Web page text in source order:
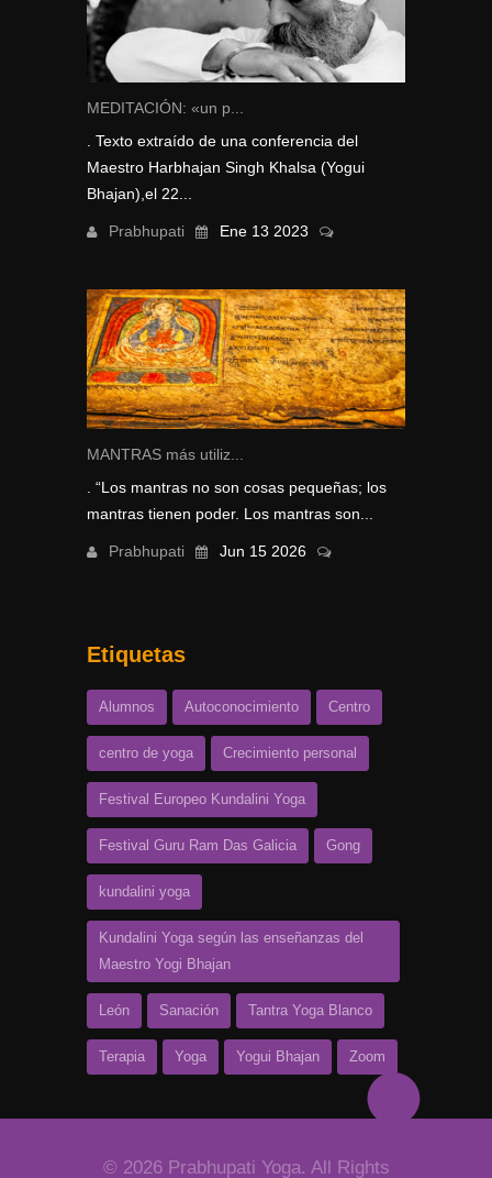
MEDITACIÓN: «un p...
. Texto extraído de una conferencia del
Maestro Harbhajan Singh Khalsa (Yogui
Bhajan),el 22...
Prabhupati Ene 13 2023
MANTRAS más utiliz...
. “Los mantras no son cosas pequeñas; los
mantras tienen poder. Los mantras son...
Prabhupati Jun 15 2026
Etiquetas
Alumnos Autoconocimiento Centro
centro de yoga Crecimiento personal
Festival Europeo Kundalini Yoga
Festival Guru Ram Das Galicia Gong
kundalini yoga
Kundalini Yoga según las enseñanzas del
Maestro Yogi Bhajan
León Sanación Tantra Yoga Blanco
Terapia Yoga Yogui Bhajan Zoom
© 2026 Prabhupati Yoga. All Rights